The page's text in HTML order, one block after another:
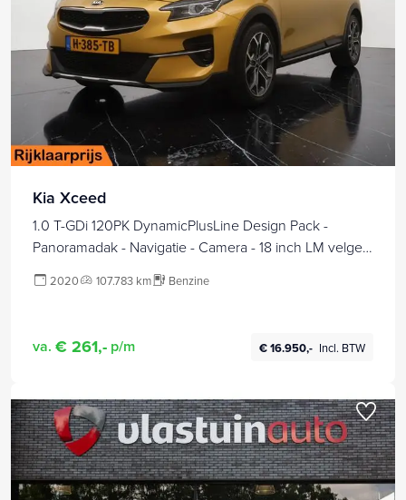
Kia Xceed
1.0 T-GDi 120PK DynamicPlusLine Design Pack -
Panoramadak - Navigatie - Camera - 18 inch LM velgen
2020 107.783 km Benzine
va. € 261,- p/m € 16.950,- Incl. BTW